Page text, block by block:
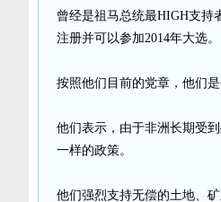
曾经是祖马总统最HIGH支持
注册并可以参加2014年大选。
按照他们目前的党章，他们
他们表示，由于非洲长期受
一样的政策。
他们强烈支持无偿的土地、